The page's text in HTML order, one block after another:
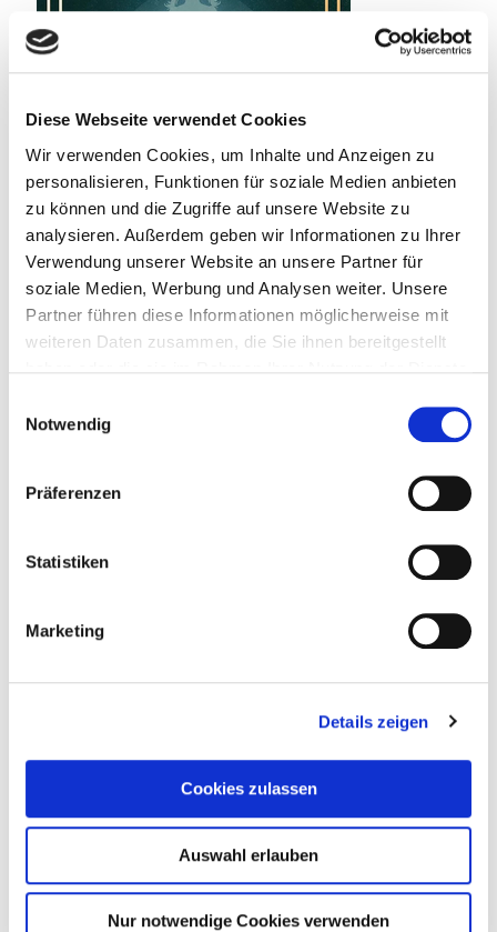
Diese Webseite verwendet Cookies
Wir verwenden Cookies, um Inhalte und Anzeigen zu
personalisieren, Funktionen für soziale Medien anbieten
zu können und die Zugriffe auf unsere Website zu
analysieren. Außerdem geben wir Informationen zu Ihrer
Verwendung unserer Website an unsere Partner für
soziale Medien, Werbung und Analysen weiter. Unsere
Partner führen diese Informationen möglicherweise mit
weiteren Daten zusammen, die Sie ihnen bereitgestellt
Notwendig
Präferenzen
Statistiken
Marketing
Details zeigen
Cookies zulassen
Auswahl erlauben
Nur notwendige Cookies verwenden